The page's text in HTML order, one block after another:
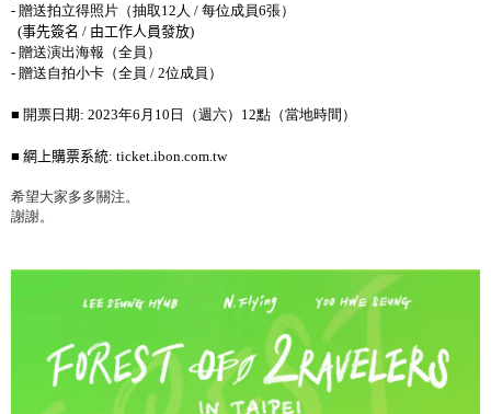
- 贈送拍立得照片（抽取12 人 / 每位成員6張）
(事先簽名 / 由工作人員發放)
- 贈送演出海報（全員）
- 贈送自拍小卡（全員 / 2位成員）
■ 開票日期: 2023年6 月 10 日（週六） 12點（當地時間）
■ 網上購票系統: ticket.ibon.com.tw
希望大家多多關注。
謝謝。